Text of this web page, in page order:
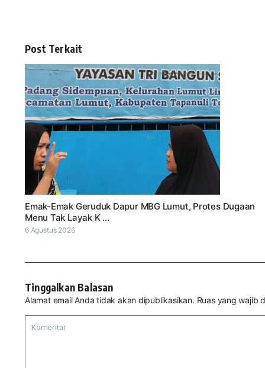
Post Terkait
Emak-Emak Geruduk Dapur MBG Lumut, Protes Dugaan
Menu Tak Layak K ...
6 Agustus 2026
Tinggalkan Balasan
Alamat email Anda tidak akan dipublikasikan. Ruas yang wajib